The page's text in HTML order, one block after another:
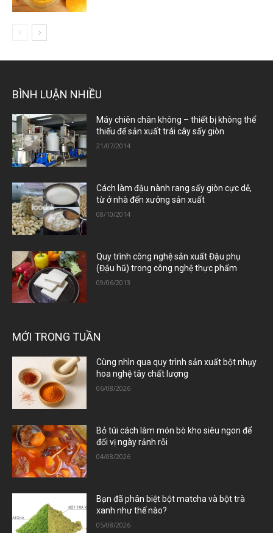
BÌNH LUẬN NHIỀU
Máy chiên chân không – thiết bị không thể
thiếu để sản xuất trái cây sấy giòn
21/07/2014
Cách làm đậu nành rang sấy giòn cực dễ,
từ ở nhà đến xưởng sản xuất
08/10/2014
Quy trình công nghệ sản xuất Đậu phụ
(Đậu hũ) trong công nghệ thực phẩm
09/06/2013
MỚI TRONG TUẦN
Cùng nhìn qua quy trình sản xuất bột nhụy
hoa nghệ tây chất lượng
06/08/2026
Bỏ túi cách làm món bò kho siêu ngon để
đổi vị ngày rảnh rỗi
04/08/2026
Bạn đã phân biệt bột matcha và bột trà
xanh như thế nào?
05/08/2026